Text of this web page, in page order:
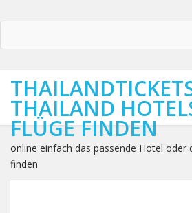
THAILAND
FLÜGE FINDEN
online einfach das passende Hotel oder
finden